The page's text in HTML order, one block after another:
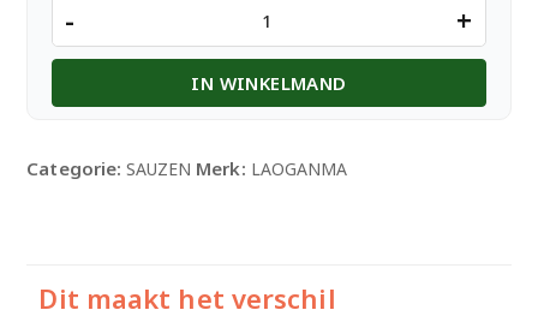
PEANUTS
IN
OIL
aantal
- +
IN WINKELMAND
Categorie: SAUZEN Merk: LAOGANMA
Dit maakt het verschil